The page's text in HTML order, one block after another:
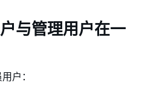
与管理用户在一
户：